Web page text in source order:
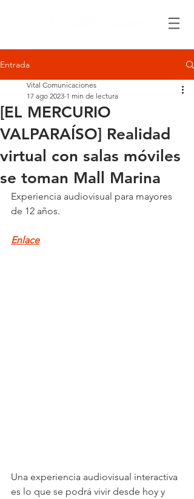
Entrada
[EL MERCURIO
VALPARAÍSO] Realidad
virtual con salas móviles
se toman Mall Marina
Vital Comunicaciones
17 ago 2023 1 min de lectura
Experiencia audiovisual para mayores
de 12 años.
Enlace
Una experiencia audiovisual interactiva
es lo que se podrá vivir desde hoy y